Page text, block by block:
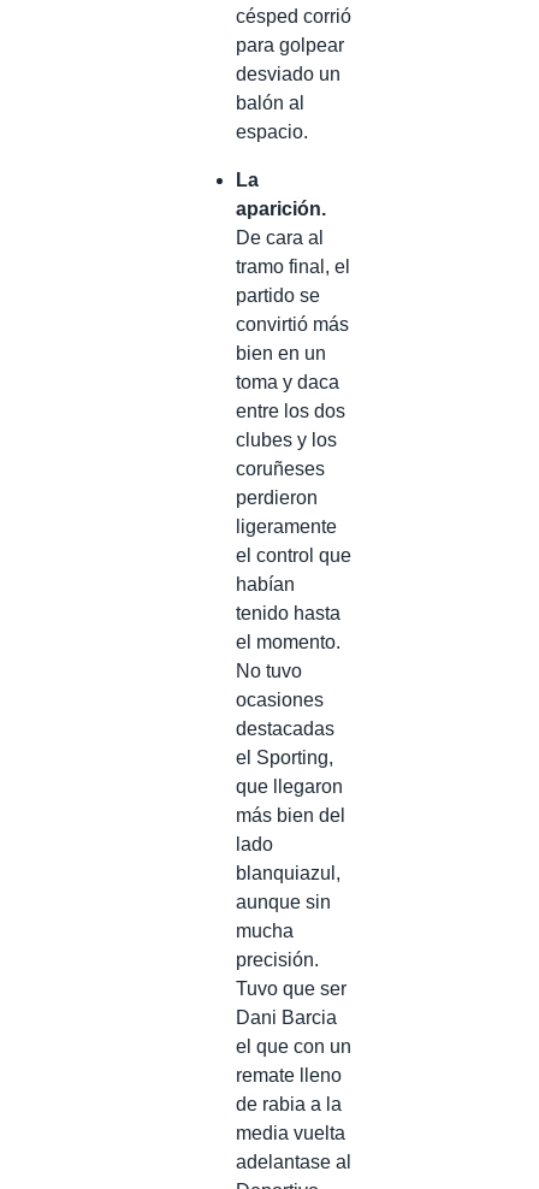
césped corrió
para golpear
desviado un
balón al
espacio.
La
aparición.
De cara al
tramo final, el
partido se
convirtió más
bien en un
toma y daca
entre los dos
clubes y los
coruñeses
perdieron
ligeramente
el control que
habían
tenido hasta
el momento.
No tuvo
ocasiones
destacadas
el Sporting,
que llegaron
más bien del
lado
blanquiazul,
aunque sin
mucha
precisión.
Tuvo que ser
Dani Barcia
el que con un
remate lleno
de rabia a la
media vuelta
adelantase al